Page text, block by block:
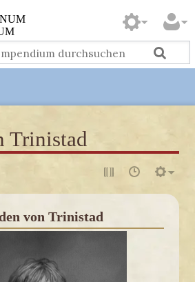
Trinistad
von Trinistad